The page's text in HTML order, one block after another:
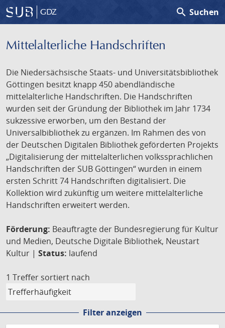
GDZ search Suchen
Mittelalterliche Handschriften
Die Niedersächsische Staats- und Universitätsbibliothek
Göttingen besitzt knapp 450 abendländische
mittelalterliche Handschriften. Die Handschriften
wurden seit der Gründung der Bibliothek im Jahr 1734
sukzessive erworben, um den Bestand der
Universalbibliothek zu ergänzen. Im Rahmen des von
der Deutschen Digitalen Bibliothek geförderten Projekts
„Digitalisierung der mittelalterlichen volkssprachlichen
Handschriften der SUB Göttingen“ wurden in einem
ersten Schritt 74 Handschriften digitalisiert. Die
Kollektion wird zukünftig um weitere mittelalterliche
Handschriften erweitert werden.
Förderung: Beauftragte der Bundesregierung für Kultur
und Medien, Deutsche Digitale Bibliothek, Neustart
Kultur | Status: laufend
1 Treffer sortiert nach
Filter anzeigen